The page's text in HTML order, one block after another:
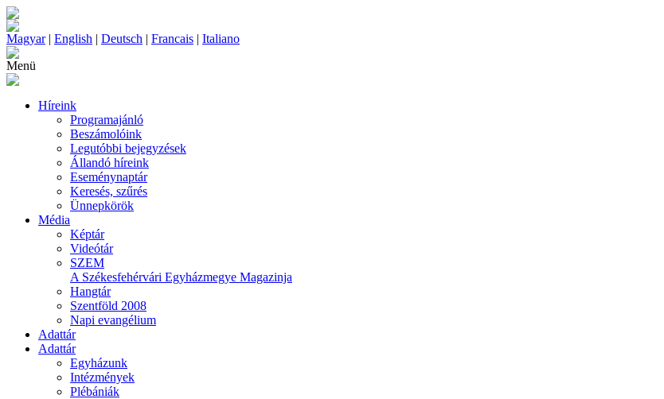
Magyar| English | Deutsch | Francais | Italiano
Menü
Híreink
Programajánló
Beszámolóink
Legutóbbi bejegyzések
Állandó híreink
Eseménynaptár
Keresés, szűrés
Ünnepkörök
Média
Képtár
Videótár
SZEM
A Székesfehérvári Egyházmegye Magazinja
Hangtár
Szentföld 2008
Napi evangélium
Adattár
Adattár
Egyházunk
Intézmények
Plébániák